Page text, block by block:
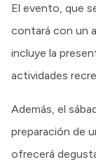
El evento, que
contará con un
incluye la
actividades
Además, el
preparación de
ofrecerá